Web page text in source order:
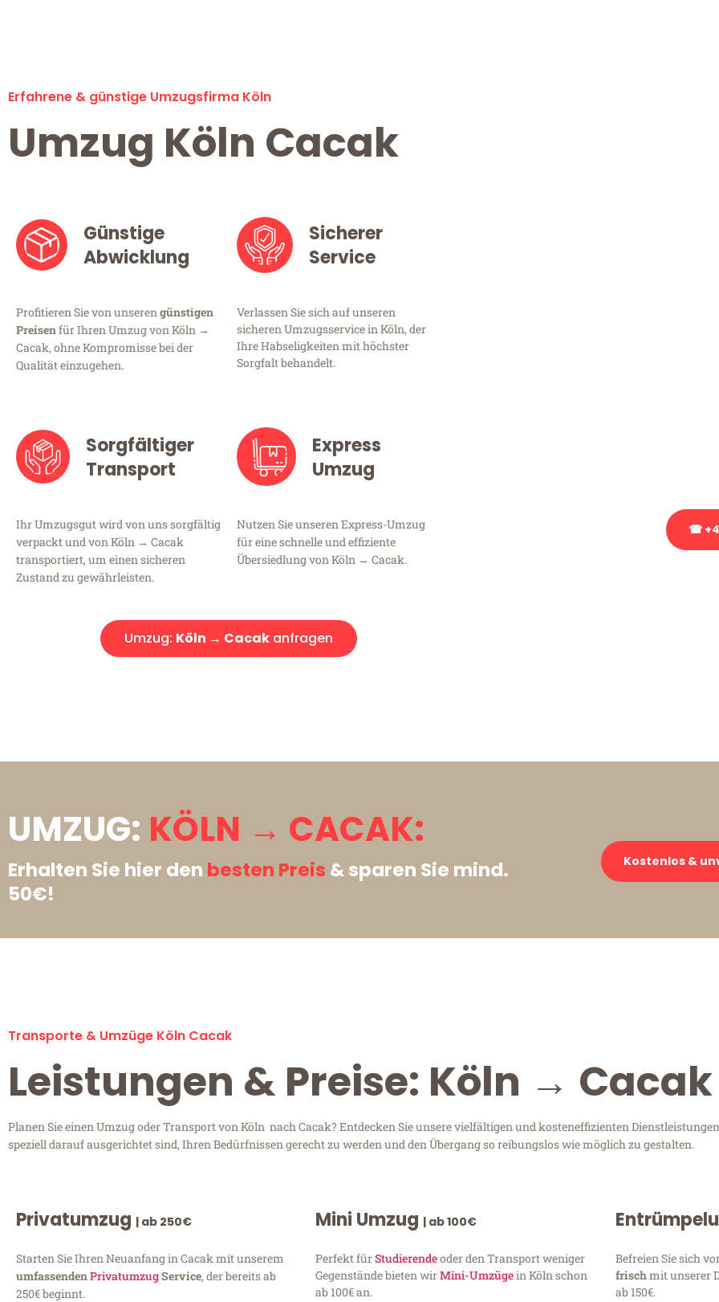
Erfahrene & günstige Umzugsfirma Köln
Umzug Köln Cacak
Günstige
Abwicklung
Profitieren Sie von unserengünstigen
Preisenfür Ihren Umzug von Köln →
Cacak, ohne Kompromisse bei der
Qualität einzugehen.
Sicherer
Service
Verlassen Sie sich auf unseren
sicheren Umzugsservice in Köln, der
Ihre Habseligkeiten mit höchster
Sorgfalt behandelt.
Sorgfältiger
Transport
Ihr Umzugsgut wird von uns sorgfältig
verpackt und von Köln → Cacak
transportiert, um einen sicheren
Zustand zu gewährleisten.
Express
Umzug
Nutzen Sie unseren Express-Umzug
für eine schnelle und effiziente
Übersiedlung von Köln → Cacak.
Umzug: Köln → Cacak anfragen
☎
UMZUG: KÖLN → CACAK:
Erhalten Sie hier den besten Preis & sparen Sie mind.
50€!
Kostenlos &
Transporte & Umzüge Köln Cacak
Leistungen & Preise: Köln → Cacak
Planen Sie einen Umzug oder Transport von Köln nach Cacak? Entdecken Sie unsere vielfältigen und kosteneffizienten
speziell darauf ausgerichtet sind, Ihren Bedürfnissen gerecht zu werden und den Übergang so reibungslos wie möglich zu gestalten.
Privatumzug | ab 250€
Starten Sie Ihren Neuanfang in Cacak mit unserem
umfassendenPrivatumzugService, der bereits ab
250€ beginnt.
Mini Umzug | ab 100€
Perfekt fürStudierendeoder den Transport weniger
Gegenstände bieten wirMini-Umzügein Köln schon
ab 100€ an.
Befreien Sie sich
frischmit unserer
ab 150€.